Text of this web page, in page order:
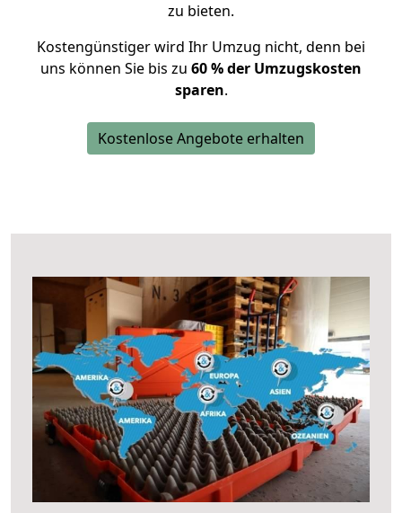
zu bieten.
Kostengünstiger wird Ihr Umzug nicht, denn bei
uns können Sie bis zu 60 % der Umzugskosten
sparen.
Kostenlose Angebote erhalten